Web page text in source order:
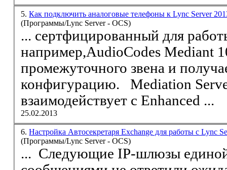
5.Как подключить аналоговые телефоны к Lync Server
(Программы/Lync Server - OCS)
... сертфицированный для
например,AudioCodes Mediant
промежуточного звена и
конфигурацию.
взаимодействует с Enhanced ...
25.02.2013
6.Настройка Автосекретаря Exchange для работы с Lync
(Программы/Lync Server - OCS)
... Следующие IP-шлюзы